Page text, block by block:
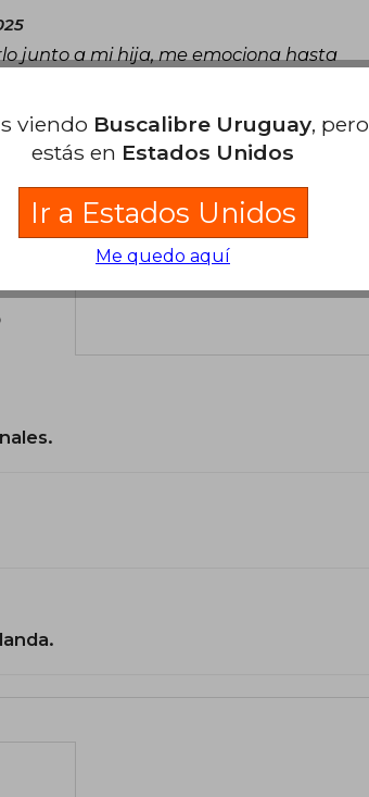
junto a mi hija, me emociona hasta
tu propia evaluación.
viendo Buscalibre Uruguay, pero
estás en Estados Unidos
Ir a Estados Unidos
Me quedo aquí